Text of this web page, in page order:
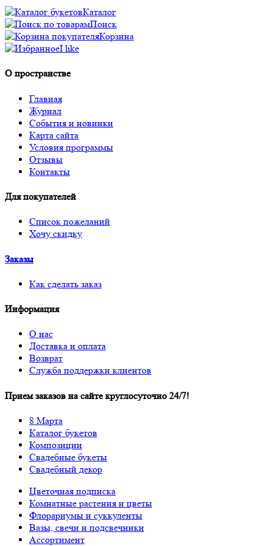
Каталог
Поиск
Корзина
I like
О пространстве
Главная
Журнал
События и новинки
Карта сайта
Условия программы
Отзывы
Контакты
Для покупателей
Список пожеланий
Хочу скидку
Заказы
Как сделать заказ
Информация
О нас
Доставка и оплата
Возврат
Служба поддержки клиентов
Прием заказов на сайте круглосуточно 24/7!
8 Марта
Каталог букетов
Композиции
Свадебные букеты
Свадебный декор
Цветочная подписка
Комнатные растения и цветы
Флорариумы и суккуленты
Вазы, свечи и подсвечники
Ассортимент